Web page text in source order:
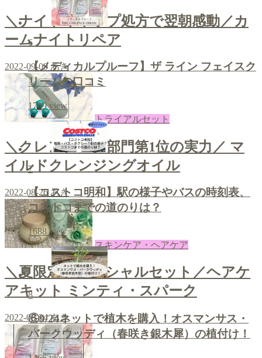
＼ナイトキャップ処方で翌朝感動／カ
ームナイトリペア
2022-09-09 あき
トライアルセット
＼クレンジング部門第1位の実力／ マ
イルドクレンジングオイル
2022-08-26 あき
スキンケア・ヘアケア
＼夏限定のスペシャルセット／ヘアケ
アキット ミンティ・スパーク
2022-08-24 あき
6
【メディカルプルーフ】ザ ライン フェイスク
リームの口コミ
1789view
7
【コストコ明和】駅の様子やバスの時刻表、
コストコまでの道のりは？
1688view
8
⑥9/24ネットで植木を購入！オスマンサス・
バークウッディ（春咲き銀木犀）の植付け！